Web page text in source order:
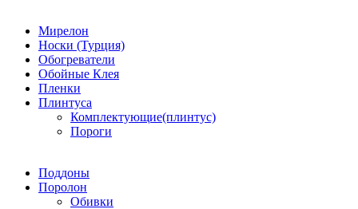
Мирелон
Носки (Турция)
Обогреватели
Обойные Клея
Пленки
Плинтуса
Комплектующие(плинтус)
Пороги
Поддоны
Поролон
Обивки